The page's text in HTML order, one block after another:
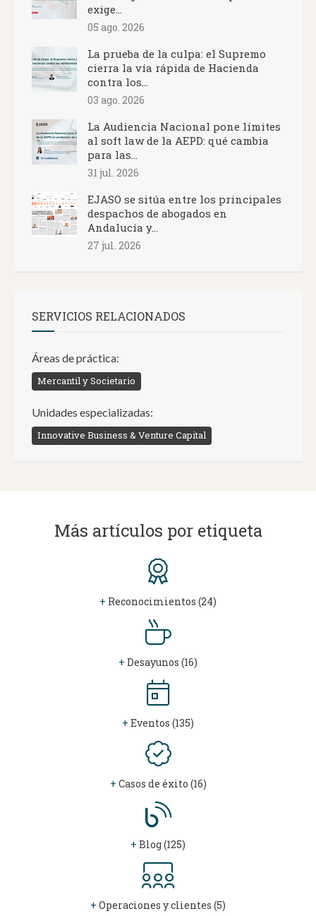
exige...
05 ago. 2026
La prueba de la culpa: el Supremo
cierra la vía rápida de Hacienda
contra los...
03 ago. 2026
La Audiencia Nacional pone límites
al soft law de la AEPD: qué cambia
para las...
31 jul. 2026
EJASO se sitúa entre los principales
despachos de abogados en
Andalucía y...
27 jul. 2026
SERVICIOS RELACIONADOS
Áreas de práctica:
Mercantil y Societario
Unidades especializadas:
Innovative Business & Venture Capital
Más artículos por etiqueta
+ Reconocimientos (24)
+ Desayunos (16)
+ Eventos (135)
+ Casos de éxito (16)
+ Blog (125)
+ Operaciones y clientes (5)